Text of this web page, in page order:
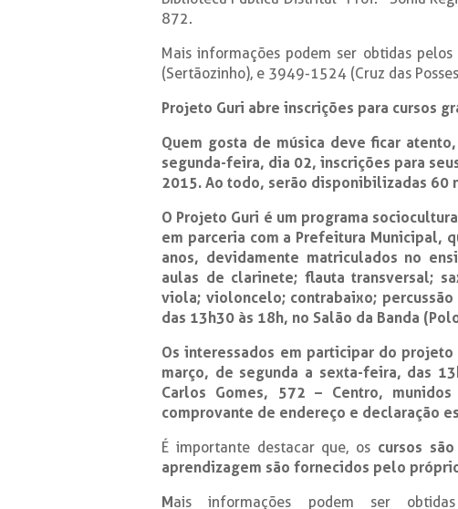
872.
Mais informações podem ser obtidas
(Sertãozinho), e 3949-1524 (Cruz das
Projeto Guri abre inscrições para cursos
Quem gosta de música deve ficar
segunda-feira, dia 02, inscrições para
2015. Ao todo, serão disponibilizadas 60
O Projeto Guri é um programa
em parceria com a Prefeitura Municipal,
anos, devidamente matriculados no
aulas de clarinete; flauta transversal;
viola; violoncelo; contrabaixo;
das 13h30 às 18h, no Salão da Banda
Os interessados em participar do
março, de segunda a sexta-feira, das
Carlos Gomes, 572 – Centro,
comprovante de endereço e declaração
É importante destacar que, os cursos
aprendizagem são fornecidos pelo
Mais informações podem ser